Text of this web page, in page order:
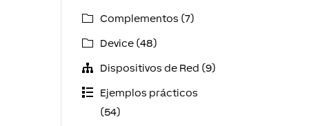
Complementos (7)
Device (48)
Dispositivos de Red (9)
Ejemplos prácticos
(54)